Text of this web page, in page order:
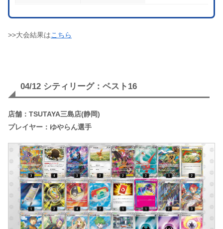
>>大会結果はこちら
04/12 シティリーグ：ベスト16
店舗：TSUTAYA三島店(静岡)
プレイヤー：ゆやらん選手